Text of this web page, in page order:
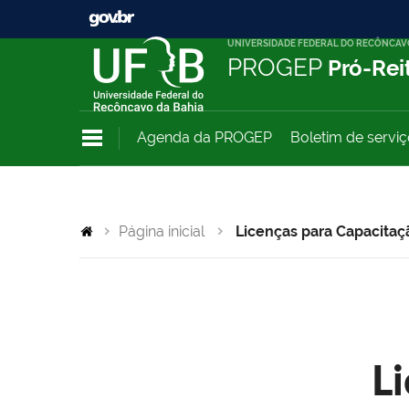
UNIVERSIDADE FEDERAL DO
PROGEP Pró-
Agenda da PROGEP Boletim de
Página inicial Licenças para